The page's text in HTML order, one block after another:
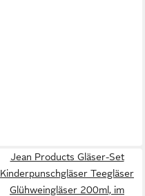
Jean Products Gläser-Set
Kinderpunschgläser Teegläser
Glühweingläser 200ml, im